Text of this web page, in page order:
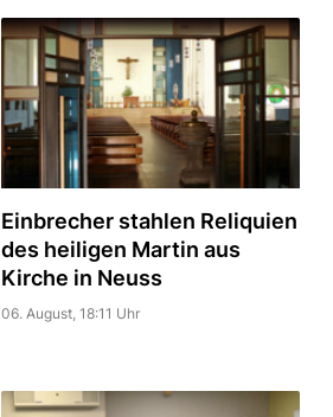
Einbrecher stahlen Reliquien
des heiligen Martin aus
Kirche in Neuss
06. August, 18:11 Uhr